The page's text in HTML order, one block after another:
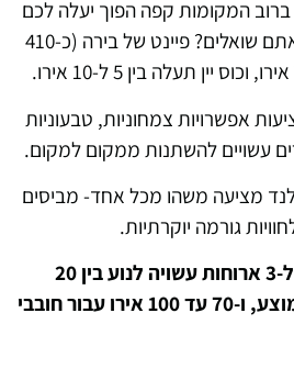
ברוב המקומות קפה הפוך יעלה לכם
בין 2 ל-4 אירו. ואלכוהול אתם שואלים? פיינט של בירה (כ-410
אפשרויות צמחוניות, טבעוניות
עשויים להשתנות ממקום למקום.
מציעה משהו מכל אחד- מביסים
גורמה יוקרתיות.
העלות היומית הכוללת ל-3 ארוחות עשויה לנוע בין 20
ל-50 אירו עבור אדם ממוצע, ו-70 עד 100 אירו עבור חובבי